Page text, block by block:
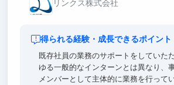
リンクス株式会社
得られる経験・成長できるポイント
既存社員の業務のサポートをしていた
ゆる一般的なインターンとは異なり、
メンバーとして主体的に業務を行って